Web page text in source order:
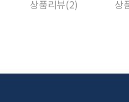
상품리뷰(2) 상